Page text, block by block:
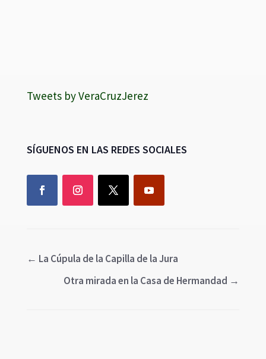
Tweets by VeraCruzJerez
SÍGUENOS EN LAS REDES SOCIALES
← La Cúpula de la Capilla de la Jura
Otra mirada en la Casa de Hermandad →